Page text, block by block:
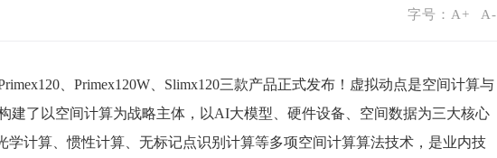
字号： A+ A-
x120、Primex120W、Slimx120三款产品正式发布！ 虚拟动点是空间计算与
建了以空间计算为战略主体，以AI大模型、硬件设备、空间数据为三大核心
学计算、惯性计算、无标记点识别计算等多项空间计算算法技术，是业内技